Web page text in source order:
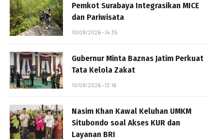
Pemkot Surabaya Integrasikan MICE
dan Pariwisata
10/08/2026 - 14:35
Gubernur Minta Baznas Jatim Perkuat
Tata Kelola Zakat
10/08/2026 - 13:16
Nasim Khan Kawal Keluhan UMKM
Situbondo soal Akses KUR dan
Layanan BRI